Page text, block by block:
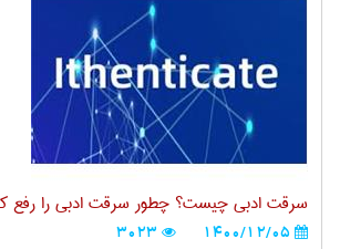
سرقت ادبی چیست؟ چطور سرقت ادبی را رفع
1400/12/05
3023